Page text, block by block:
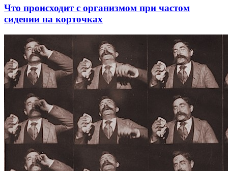
Что происходит с организмом при частом
сидении на корточках